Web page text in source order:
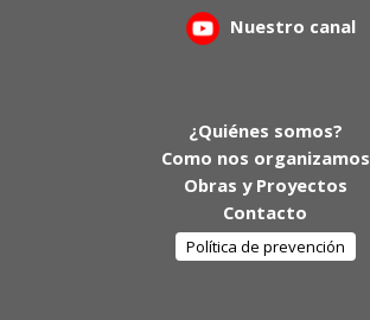
Nuestro canal
¿Quiénes somos?
Como nos organizamos
Obras y Proyectos
Contacto
Política de prevención